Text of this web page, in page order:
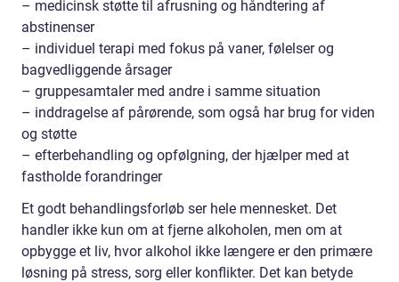
– medicinsk støtte til afrusning og håndtering af
abstinenser
– individuel terapi med fokus på vaner, følelser og
bagvedliggende årsager
– gruppesamtaler med andre i samme situation
– inddragelse af pårørende, som også har brug for viden
og støtte
– efterbehandling og opfølgning, der hjælper med at
fastholde forandringer
Et godt behandlingsforløb ser hele mennesket. Det
handler ikke kun om at fjerne alkoholen, men om at
opbygge et liv, hvor alkohol ikke længere er den primære
løsning på stress, sorg eller konflikter. Det kan betyde